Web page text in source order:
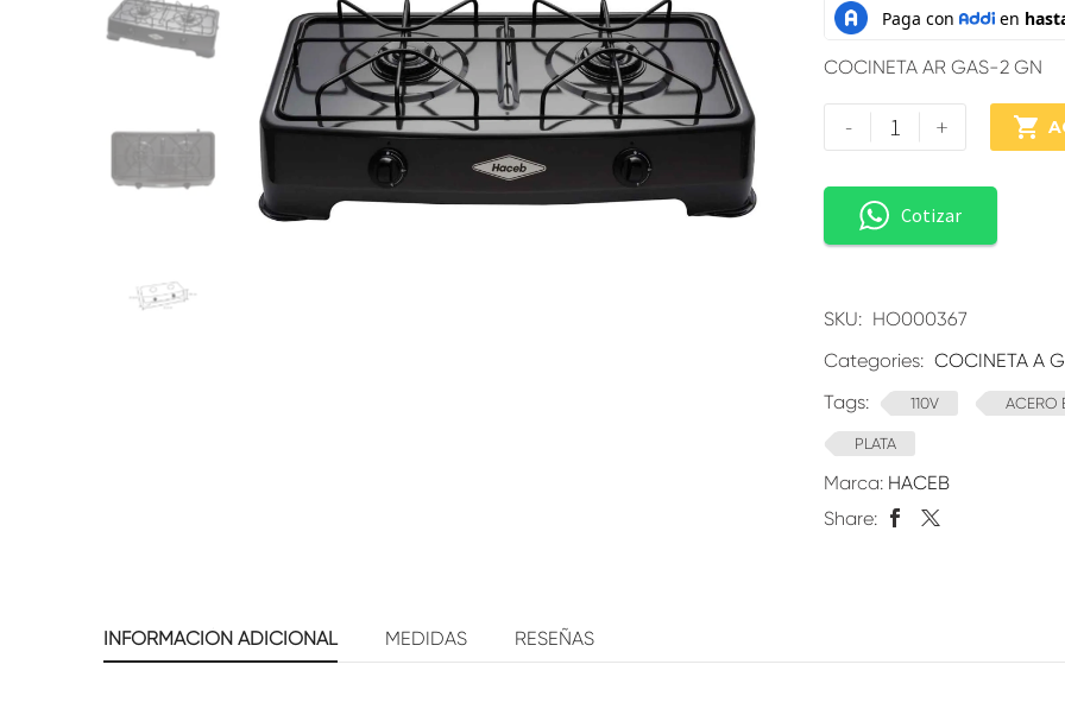
COCINETA AR GAS-2 GN
- + 
Cotizar
SKU: HO000367
Categories: COCINETA A
Tags:
110V ACERO
PLATA
Marca: HACEB
Share:
INFORMACIÓN ADICIONAL MEDIDAS RESEÑAS